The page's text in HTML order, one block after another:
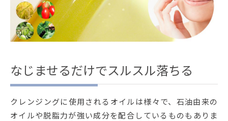
なじませるだけでスルスル落ちる
クレンジングに使用されるオイルは様々で、石油由来の
オイルや脱脂力が強い成分を配合しているものもありま